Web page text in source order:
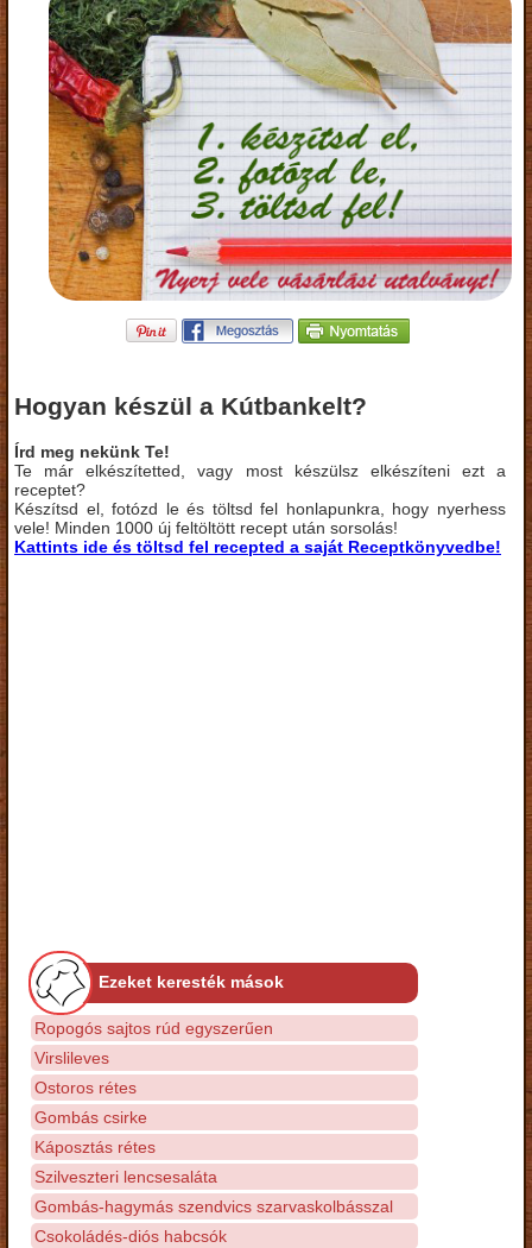
Hogyan készül a Kútbankelt?
Írd meg nekünk Te!
Te már elkészítetted, vagy most készülsz elkészíteni ezt a
receptet?
Készítsd el, fotózd le és töltsd fel honlapunkra, hogy nyerhess
vele! Minden 1000 új feltöltött recept után sorsolás!
Kattints ide és töltsd fel recepted a saját Receptkönyvedbe!
Ezeket keresték mások
Ropogós sajtos rúd egyszerűen
Virslileves
Ostoros rétes
Gombás csirke
Káposztás rétes
Szilveszteri lencsesaláta
Gombás-hagymás szendvics szarvaskolbásszal
Csokoládés-diós habcsók